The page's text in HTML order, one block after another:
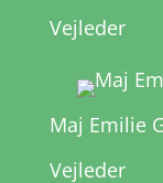
Vejleder
Maj Emilie
Vejleder